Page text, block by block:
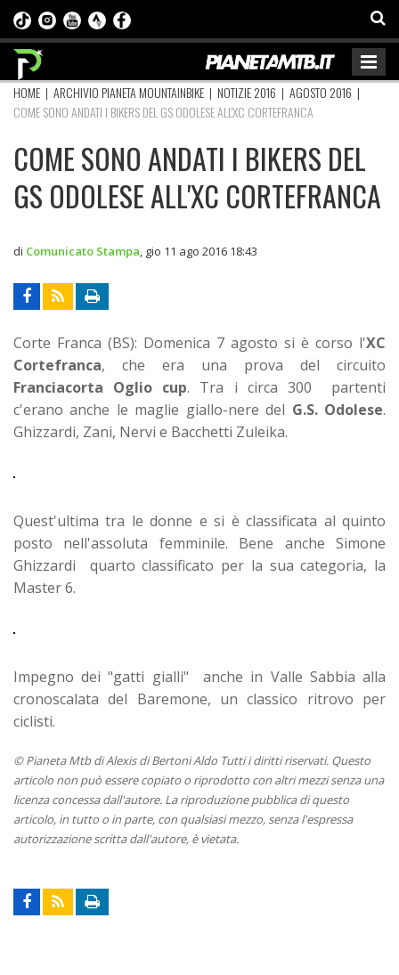
HOME | ARCHIVIO PIANETA MOUNTAINBIKE | NOTIZIE 2016 | AGOSTO 2016 |
COME SONO ANDATI I BIKERS DEL GS ODOLESE ALL'XC CORTEFRANCA
COME SONO ANDATI I BIKERS DEL
GS ODOLESE ALL'XC CORTEFRANCA
di Comunicato Stampa gio 11 ago 2016 18:43
Corte Franca (BS): Domenica 7 agosto si è corso l'XC
Cortefranca, che era una prova del circuito
Franciacorta Oglio cup. Tra i circa 300 partenti
c'erano anche le maglie giallo-nere del G.S. Odolese.
Ghizzardi, Zani, Nervi e Bacchetti Zuleika.
Quest'ultima tra le donne e si è classificata al quinto
posto nell'assoluta femminile. Bene anche Simone
Ghizzardi quarto classificato per la sua categoria, la
Master 6.
Impegno dei "gatti gialli" anche in Valle Sabbia alla
cronoscalata del Baremone, un classico ritrovo per
ciclisti.
© Pianeta Mtb di Alexis di Bertoni Aldo Tutti i diritti riservati. Questo
articolo non può essere copiato o riprodotto con altri mezzi senza una
licenza concessa dall'autore. La riproduzione pubblica di questo
articolo, in tutto o in parte, con qualsiasi mezzo, senza l'espressa
autorizzazione scritta dall'autore, è vietata.